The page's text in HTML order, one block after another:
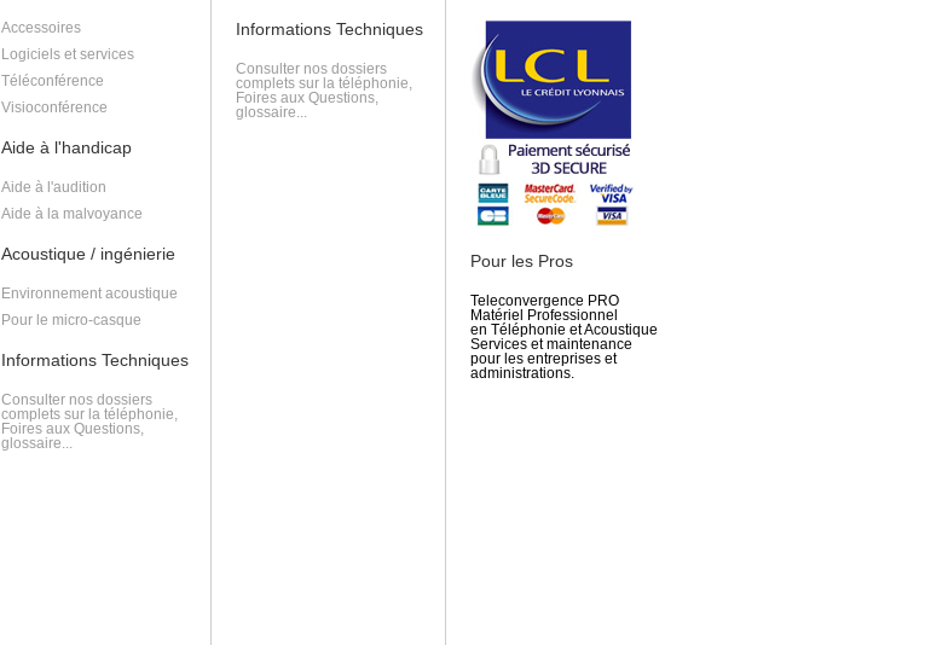
Accessoires
Logiciels et services
Téléconférence
Visioconférence
Aide à l'handicap
Aide à l'audition
Aide à la malvoyance
Acoustique / ingénierie
Environnement acoustique
Pour le micro-casque
Informations Techniques
Consulter nos dossiers
complets sur la téléphonie,
Foires aux Questions,
glossaire...
Informations Techniques
Consulter nos dossiers
complets sur la téléphonie,
Foires aux Questions,
glossaire...
Pour les Pros
Teleconvergence PRO
Matériel Professionnel
en Téléphonie et Acoustique
Services et maintenance
pour les entreprises et
administrations.